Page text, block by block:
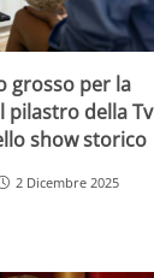
grosso per la
pilastro della Tv
show storico
2 Dicembre 2025